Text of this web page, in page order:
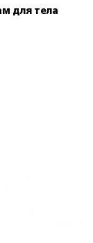
для тела